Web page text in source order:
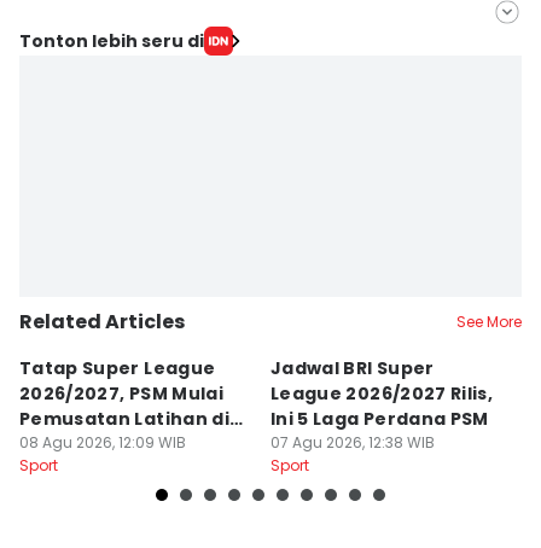
Editor
Tonton lebih seru di
Related Articles See More
Tatap Super League
2026/2027, PSM Mulai
Pemusatan Latihan di
Jogja
08 Agu 2026, 12:09 WIB
Sport
Jadwal BRI Super
League 2026/2027 Rilis,
Ini 5 Laga Perdana PSM
07 Agu 2026, 12:38 WIB
Sport